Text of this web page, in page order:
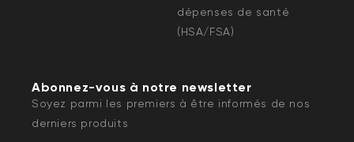
dépenses de santé
(HSA/FSA)
Abonnez-vous à notre newsletter
Soyez parmi les premiers à être informés de nos
derniers produits